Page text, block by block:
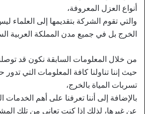
أنواع العزل المعروفة،
والتي تقوم الشركة بتقديمها إلى العلماء
الخرج بل في جميع مدن المملكة العربية
من خلال المعلومات السابقة نكون قد
حيث إننا تناولنا كافة المعلومات التي
تسربات المياة بالخرج،
بالإضافة إلى أننا تعرفنا على أهم الخدمات
عن غيرها، لذلك إذا كنت تعاني من تلك